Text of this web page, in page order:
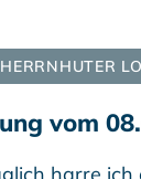
HERRNHUTER